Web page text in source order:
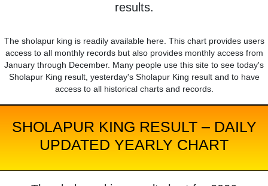
results.
The sholapur king is readily available here. This chart provides users
access to all monthly records but also provides monthly access from
January through December. Many people use this site to see today's
Sholapur King result, yesterday's Sholapur King result and to have
access to all historical charts and records.
SHOLAPUR KING RESULT – DAILY
UPDATED YEARLY CHART